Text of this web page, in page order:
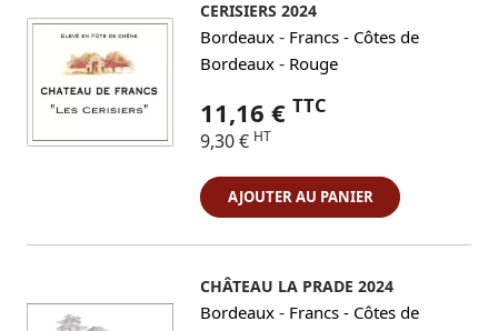
CERISIERS 2024
Bordeaux - Francs - Côtes de
Bordeaux - Rouge
11,16 € TTC
9,30 € HT
AJOUTER AU PANIER
CHÂTEAU LA PRADE 2024
Bordeaux - Francs - Côtes de